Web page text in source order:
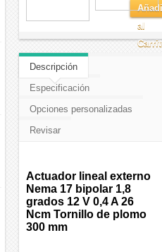
al
Descripción
Especificación
Opciones personalizadas
Revisar
Actuador lineal externo
Nema 17 bipolar 1,8
grados 12 V 0,4 A 26
Ncm Tornillo de plomo
300 mm